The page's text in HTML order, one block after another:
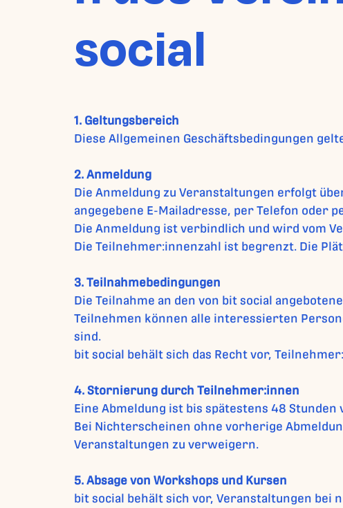
social
1. Geltungsbereich
Diese Allgemeinen Geschäftsbedingungen
2. Anmeldung
Die Anmeldung zu Veranstaltungen erfolgt
angegebene E-Mailadresse, per Telefon oder
Die Anmeldung ist verbindlich und wird vom
Die Teilnehmer:innenzahl ist begrenzt. Die
3. Teilnahmebedingungen
Die Teilnahme an den von bit social
Teilnehmen können alle interessierten
sind.
bit social behält sich das Recht vor,
4. Stornierung durch Teilnehmer:innen
Eine Abmeldung ist bis spätestens 48
Bei Nichterscheinen ohne vorherige
Veranstaltungen zu verweigern.
5. Absage von Workshops und Kursen
bit social behält sich vor, Veranstaltungen